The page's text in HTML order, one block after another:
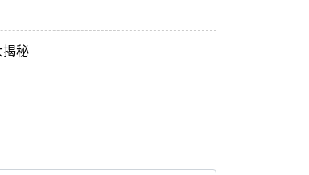
揭秘